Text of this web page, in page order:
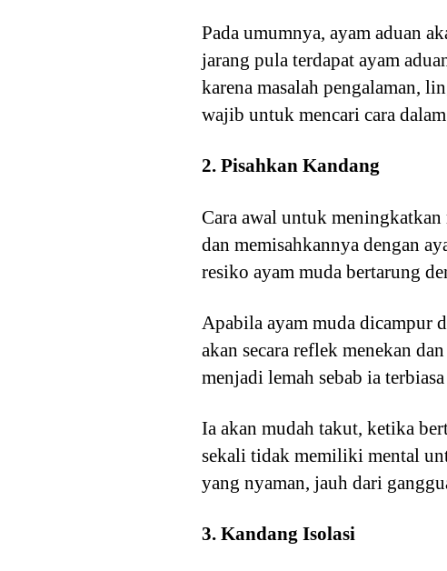
Pada umumnya, ayam aduan
jarang pula terdapat ayam
karena masalah pengalaman,
wajib untuk mencari cara
2. Pisahkan Kandang
Cara awal untuk
dan memisahkannya dengan
resiko ayam muda bertarung
Apabila ayam muda dicampur
akan secara reflek menekan
menjadi lemah sebab ia
Ia akan mudah takut, ketika
sekali tidak memiliki mental
yang nyaman, jauh dari
3. Kandang Isolasi